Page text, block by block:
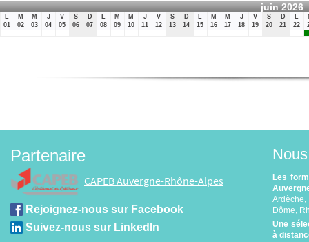
juin 2026
01
M
02
M
03
J
04
V
05
S
06
D
07
08
M
09
M
10
J
11
V
12
S
13
D
14
15
M
16
M
17
J
18
V
19
S
20
D
21
22
Partenaire
CAPEB Auvergne-Rhône-Alpes
Rejoignez-nous sur Facebook
Suivez-nous sur LinkedIn
Les
Ardèche
Dôme,
Une
à